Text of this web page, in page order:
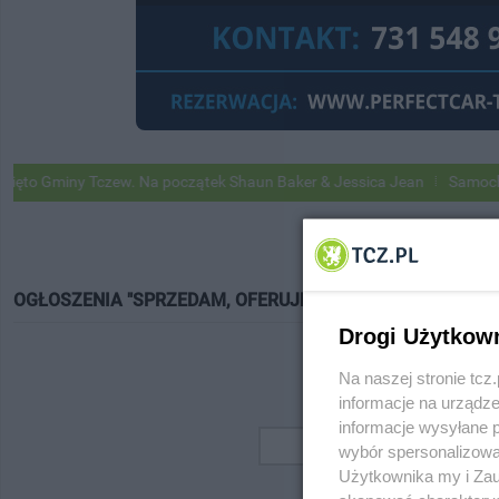
Gminy Tczew. Na początek Shaun Baker & Jessica Jean
OGŁOSZENIA "SPRZEDAM, OFERUJĘ"
Drogi
Na naszej stronie
informacje na
informacje wysyłane
wybór
Użytkownika my i